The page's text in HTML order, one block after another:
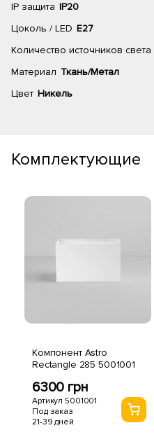
IP защита IP20
Цоколь / LED E27
Количество источников света
Материал Ткань/Метал
Цвет Никель
Комплектующие
Компонент Astro
Rectangle 285 5001001
6300 грн
Артикул 5001001
Под заказ
21-39 дней